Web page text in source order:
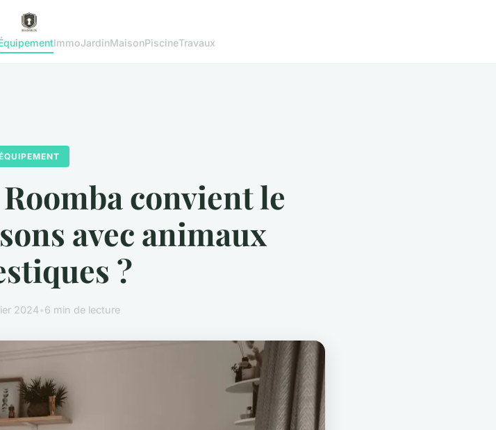
ImmoJardinMaisonPiscineTravaux
convient le
avec animaux
?
2024•6 min de lecture